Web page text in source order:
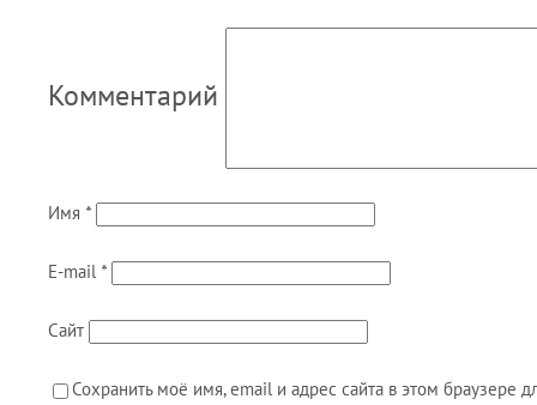
Комментарий
Имя *
E-mail *
Сайт
Сохранить моё имя, email и адрес сайта в этом браузере